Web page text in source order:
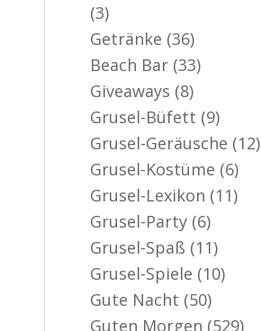
(3)
Getränke (36)
Beach Bar (33)
Giveaways (8)
Grusel-Büfett (9)
Grusel-Geräusche (12)
Grusel-Kostüme (6)
Grusel-Lexikon (11)
Grusel-Party (6)
Grusel-Spaß (11)
Grusel-Spiele (10)
Gute Nacht (50)
Guten Morgen (529)